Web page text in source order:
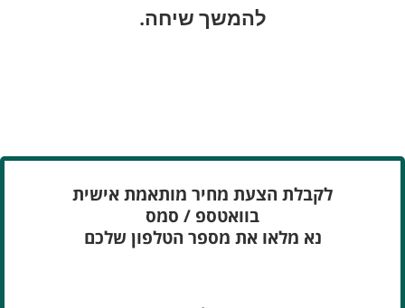
להמשך שיחה.
לקבלת הצעת מחיר מותאמת אישית
בוואטספ / סמס
נא מלאו את מספר הטלפון שלכם